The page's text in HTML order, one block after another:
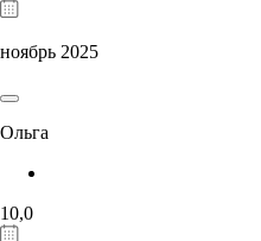
ноябрь 2025
Ольга
10,0